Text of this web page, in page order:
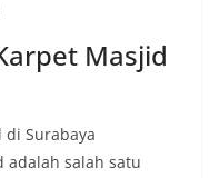
Masjid
di Surabaya
adalah salah satu